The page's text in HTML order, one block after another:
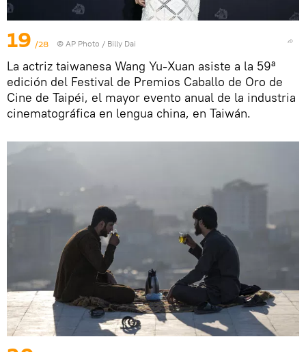
19 /28 © AP Photo / Billy Dai
La actriz taiwanesa Wang Yu-Xuan asiste a la 59ª
edición del Festival de Premios Caballo de Oro de
Cine de Taipéi, el mayor evento anual de la industria
cinematográfica en lengua china, en Taiwán.